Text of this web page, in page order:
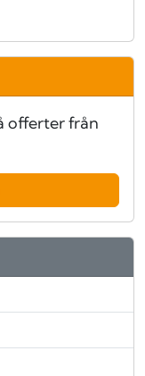
offerter från